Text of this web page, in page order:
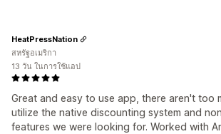
Great and easy to use app, there aren't too
utilize the native discounting system and
features we were looking for. Worked with
HeatPressNation
สหรัฐอเมริกา
13 วัน ในการใช้แอป